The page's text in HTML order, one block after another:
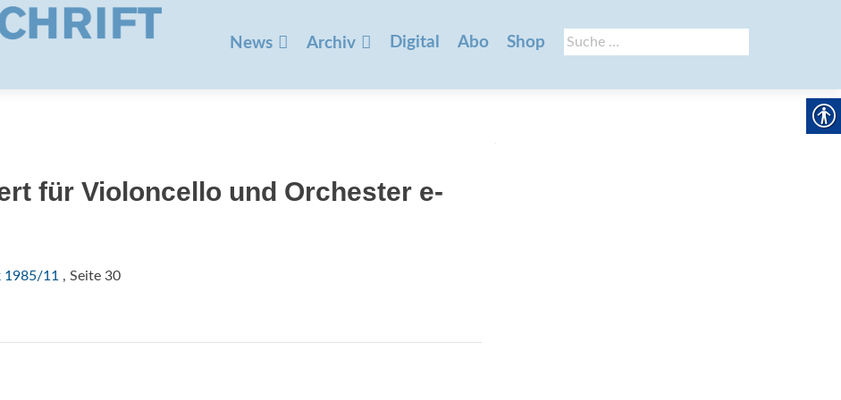
Suche
nach:
springen
News Archiv Digital Abo Shop
für Violoncello und Orchester e-
1985/11 , Seite 30